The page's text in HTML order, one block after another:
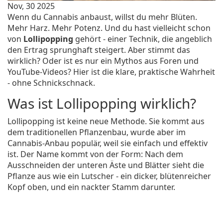
Nov, 30 2025
Wenn du Cannabis anbaust, willst du mehr Blüten.
Mehr Harz. Mehr Potenz. Und du hast vielleicht schon
von Lollipopping gehört - einer Technik, die angeblich
den Ertrag sprunghaft steigert. Aber stimmt das
wirklich? Oder ist es nur ein Mythos aus Foren und
YouTube-Videos? Hier ist die klare, praktische Wahrheit
- ohne Schnickschnack.
Was ist Lollipopping wirklich?
Lollipopping ist keine neue Methode. Sie kommt aus
dem traditionellen Pflanzenbau, wurde aber im
Cannabis-Anbau populär, weil sie einfach und effektiv
ist. Der Name kommt von der Form: Nach dem
Ausschneiden der unteren Äste und Blätter sieht die
Pflanze aus wie ein Lutscher - ein dicker, blütenreicher
Kopf oben, und ein nackter Stamm darunter.